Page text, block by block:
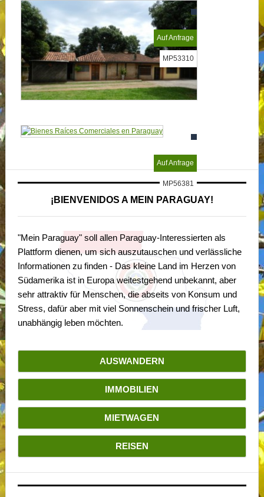
Auf Anfrage
MP53310
Auf Anfrage
MP56381
¡BIENVENIDOS A MEIN PARAGUAY!
"Mein Paraguay" soll allen Paraguay-Interessierten als
Plattform dienen, um sich auszutauschen und verlässliche
Informationen zu finden - Das kleine Land im Herzen von
Südamerika ist in Europa weitestgehend unbekannt, aber
sehr attraktiv für Menschen, die abseits von Konsum und
Stress, dafür aber mit viel Sonnenschein und frischer Luft,
unabhängig leben möchten.
AUSWANDERN
IMMOBILIEN
MIETWAGEN
REISEN